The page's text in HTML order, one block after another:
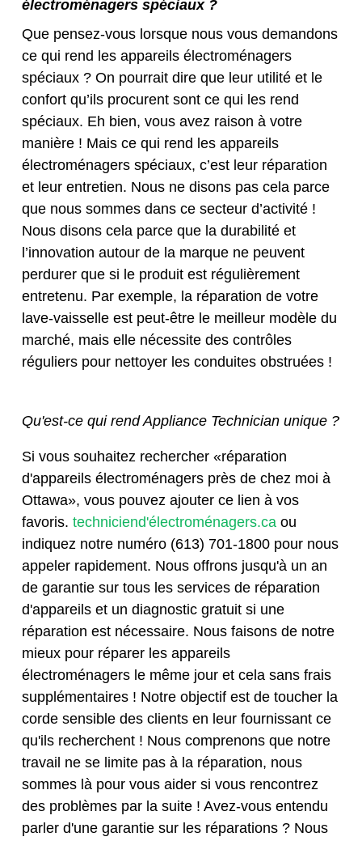
électroménagers spéciaux ?
Que pensez-vous lorsque nous vous demandons
ce qui rend les appareils électroménagers
spéciaux ? On pourrait dire que leur utilité et le
confort qu’ils procurent sont ce qui les rend
spéciaux. Eh bien, vous avez raison à votre
manière ! Mais ce qui rend les appareils
électroménagers spéciaux, c’est leur réparation
et leur entretien. Nous ne disons pas cela parce
que nous sommes dans ce secteur d’activité !
Nous disons cela parce que la durabilité et
l’innovation autour de la marque ne peuvent
perdurer que si le produit est régulièrement
entretenu. Par exemple, la réparation de votre
lave-vaisselle est peut-être le meilleur modèle du
marché, mais elle nécessite des contrôles
réguliers pour nettoyer les conduites obstruées !
Qu'est-ce qui rend Appliance Technician unique ?
Si vous souhaitez rechercher «réparation
d'appareils électroménagers près de chez moi à
Ottawa», vous pouvez ajouter ce lien à vos
favoris. techniciend'électroménagers.caou
indiquez notre numéro (613) 701-1800 pour nous
appeler rapidement. Nous offrons jusqu'à un an
de garantie sur tous les services de réparation
d'appareils et un diagnostic gratuit si une
réparation est nécessaire. Nous faisons de notre
mieux pour réparer les appareils
électroménagers le même jour et cela sans frais
supplémentaires ! Notre objectif est de toucher la
corde sensible des clients en leur fournissant ce
qu'ils recherchent ! Nous comprenons que notre
travail ne se limite pas à la réparation, nous
sommes là pour vous aider si vous rencontrez
des problèmes par la suite ! Avez-vous entendu
parler d'une garantie sur les réparations ? Nous